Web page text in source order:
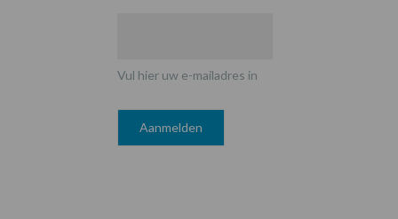
Vul hier uw e-mailadres in